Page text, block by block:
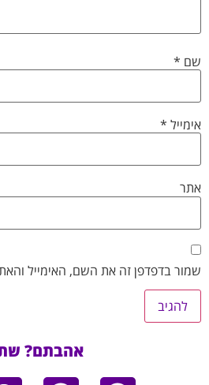
שם *
אימייל*
אתר
שמור בדפדפן זה את השם, האימייל
אהבתם?